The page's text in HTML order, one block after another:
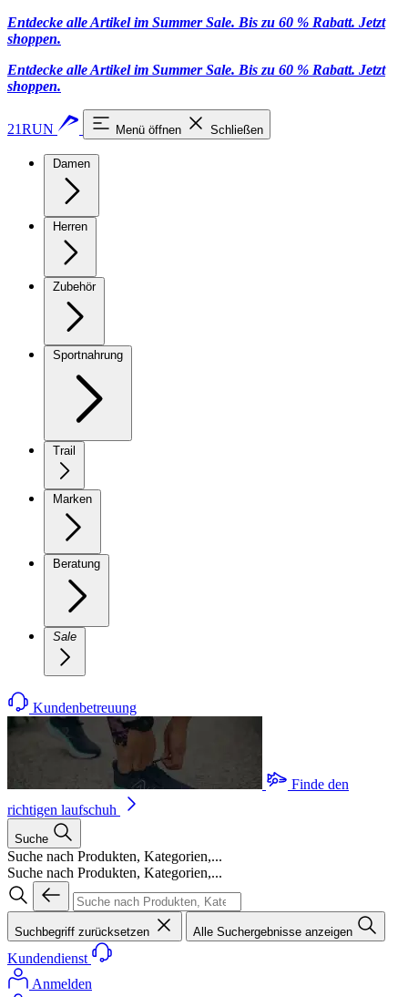
Entdecke alle Artikel im Summer Sale. Bis zu 60 % Rabatt. Jetzt
shoppen.
Entdecke alle Artikel im Summer Sale. Bis zu 60 % Rabatt. Jetzt
shoppen.
21RUN Menü öffnen Schließen
Damen
Herren
Zubehör
Sportnahrung
Trail
Marken
Beratung
Sale
Kundenbetreuung
Finde den
richtigen laufschuh
Suche
Suche nach Produkten, Kategorien,...
Suche nach Produkten, Kategorien,...
Suchbegriff zurücksetzen Alle Suchergebnisse anzeigen
Kundendienst
Anmelden